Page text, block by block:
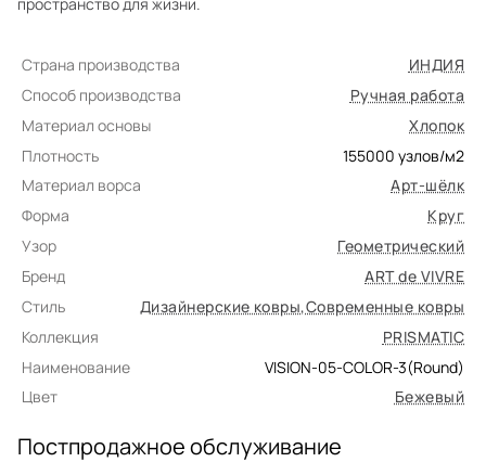
Страна производства
ИНДИЯ
Способ производства
Ручная работа
Материал основы
Хлопок
Плотность
155000 узлов/м2
Материал ворса
Арт-шёлк
Форма
Круг
Узор
Геометрический
Бренд
ART de VIVRE
Стиль
Дизайнерские ковры,Современные ковры
Коллекция
PRISMATIC
Наименование
VISION-05-COLOR-3(Round)
Цвет
Бежевый
Постпродажное обслуживание